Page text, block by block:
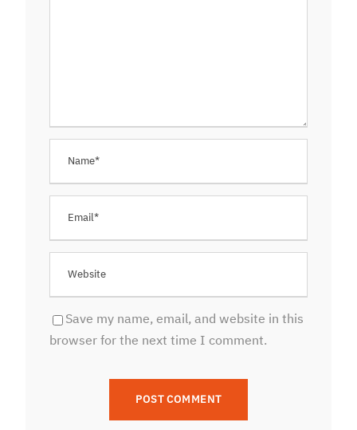
Save my name, email, and website in this
browser for the next time I comment.